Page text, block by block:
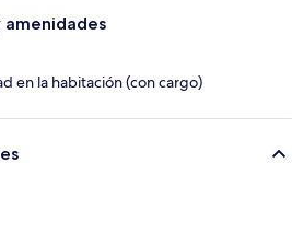
amenidades
en la habitación (con cargo)